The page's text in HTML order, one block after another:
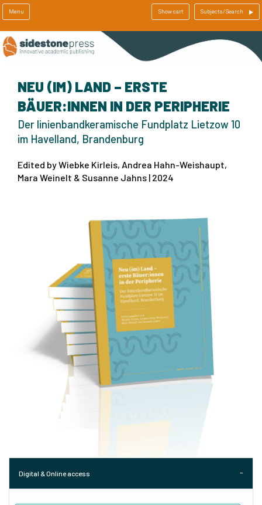
Menu Show cart Subjects/Search
NEU (IM) LAND – ERSTE
BÄUER:INNEN IN DER PERIPHERIE
Der linienbandkeramische Fundplatz Lietzow 10
im Havelland, Brandenburg
Edited by Wiebke Kirleis, Andrea Hahn-Weishaupt,
Mara Weinelt & Susanne Jahns | 2024
Digital & Online access